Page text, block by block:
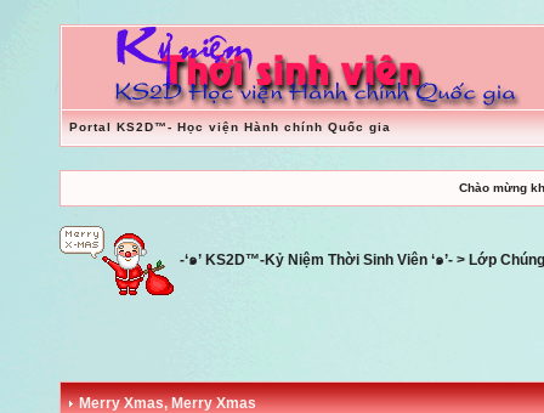
Portal KS2D™- Học viện Hành chính Quốc gia
Chào mừng
-‘๑’ KS2D™-Kỷ Niệm Thời Sinh Viên ‘๑’- > Lớp
Merry Xmas, Merry Xmas